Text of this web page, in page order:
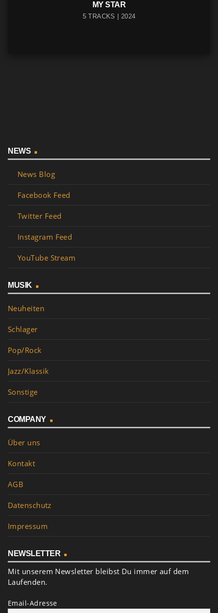
MY STAR
5 TRACKS | 2024
NEWS
News Blog
Facebook Feed
Twitter Feed
Instagram Feed
YouTube Stream
MUSIK
Neuheiten
Schlager
Pop/Rock
Jazz/Klassik
Sonstige
COMPANY
Über uns
Kontakt
AGB
Datenschutz
Impressum
NEWSLETTER
Mit unserem Newsletter bleibst Du immer auf dem
Laufenden.
Email-Adresse